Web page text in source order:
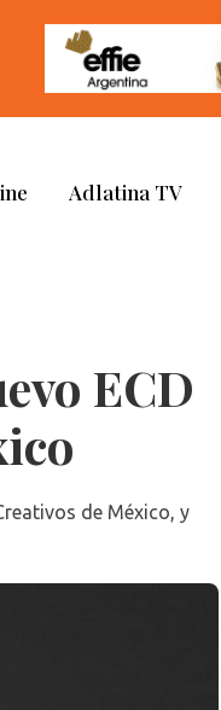
Adlatina TV
ECD
de México, y